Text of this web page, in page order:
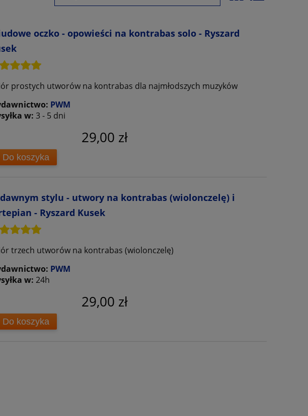
oczko - opowieści na kontrabas solo - Ryszard
prostych utworów na kontrabas dla najmłodszych muzyków
PWM
w: 3 - 5 dni
29,00 zł
Do koszyka
stylu - utwory na kontrabas (wiolonczelę) i
- Ryszard Kusek
trzech utworów na kontrabas (wiolonczelę)
PWM
w: 24h
29,00 zł
Do koszyka